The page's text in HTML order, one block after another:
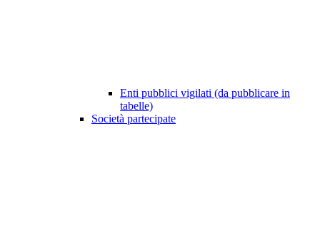
Enti pubblici vigilati (da pubblicare in
tabelle)
Società partecipate